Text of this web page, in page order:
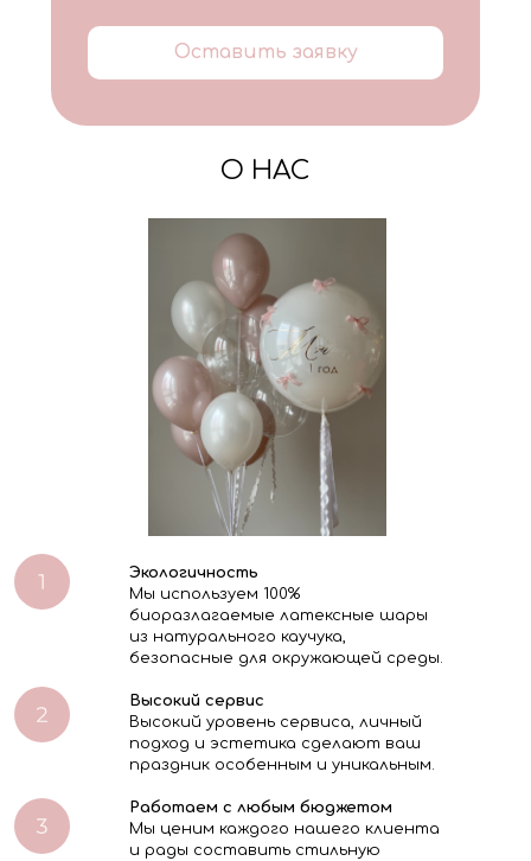
Оставить заявку
О НАС
Экологичность
Мы используем 100%
биоразлагаемые латексные шары
из натурального каучука,
безопасные для окружающей среды.
Высокий сервис
Высокий уровень сервиса, личный
подход и эстетика сделают ваш
праздник особенным и уникальным.
Работаем с любым бюджетом
Мы ценим каждого нашего клиента
и рады составить стильную